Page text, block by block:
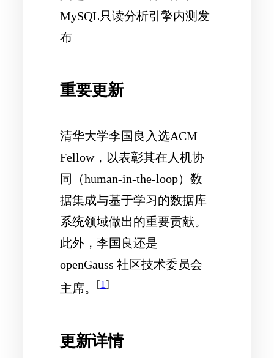
MySQL只读分析引擎内测发
布
重要更新
清华大学李国良入选ACM
Fellow，以表彰其在人机协
同（human-in-the-loop）数
据集成与基于学习的数据库
系统领域做出的重要贡献。
此外，李国良还是
openGauss 社区技术委员会
主席。
[1]
更新详情